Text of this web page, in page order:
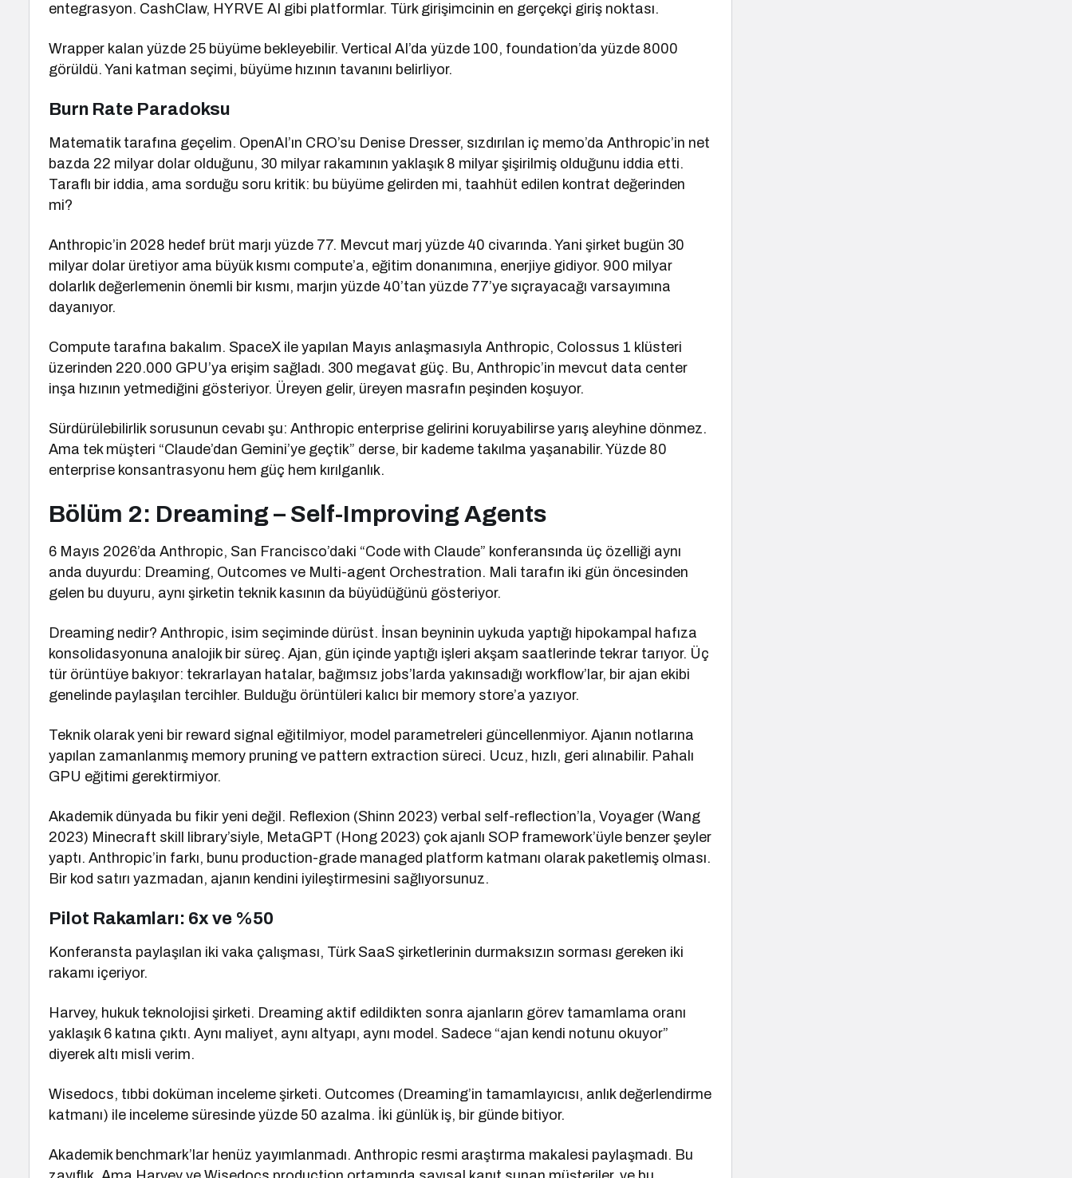
entegrasyon. CashClaw, HYRVE AI gibi platformlar. Türk girişimcinin en gerçekçi giriş noktası.
Wrapper kalan yüzde 25 büyüme bekleyebilir. Vertical AI’da yüzde 100, foundation’da yüzde 8000
görüldü. Yani katman seçimi, büyüme hızının tavanını belirliyor.
Burn Rate Paradoksu
Matematik tarafına geçelim. OpenAI’ın CRO’su Denise Dresser, sızdırılan iç memo’da Anthropic’in net
bazda 22 milyar dolar olduğunu, 30 milyar rakamının yaklaşık 8 milyar şişirilmiş olduğunu iddia etti.
Taraflı bir iddia, ama sorduğu soru kritik: bu büyüme gelirden mi, taahhüt edilen kontrat değerinden
mi?
Anthropic’in 2028 hedef brüt marjı yüzde 77. Mevcut marj yüzde 40 civarında. Yani şirket bugün 30
milyar dolar üretiyor ama büyük kısmı compute’a, eğitim donanımına, enerjiye gidiyor. 900 milyar
dolarlık değerlemenin önemli bir kısmı, marjın yüzde 40’tan yüzde 77’ye sıçrayacağı varsayımına
dayanıyor.
Compute tarafına bakalım. SpaceX ile yapılan Mayıs anlaşmasıyla Anthropic, Colossus 1 klüsteri
üzerinden 220.000 GPU’ya erişim sağladı. 300 megavat güç. Bu, Anthropic’in mevcut data center
inşa hızının yetmediğini gösteriyor. Üreyen gelir, üreyen masrafın peşinden koşuyor.
Sürdürülebilirlik sorusunun cevabı şu: Anthropic enterprise gelirini koruyabilirse yarış aleyhine dönmez.
Ama tek müşteri “Claude’dan Gemini’ye geçtik” derse, bir kademe takılma yaşanabilir. Yüzde 80
enterprise konsantrasyonu hem güç hem kırılganlık.
Bölüm 2: Dreaming – Self-Improving Agents
6 Mayıs 2026’da Anthropic, San Francisco’daki “Code with Claude” konferansında üç özelliği aynı
anda duyurdu: Dreaming, Outcomes ve Multi-agent Orchestration. Mali tarafın iki gün öncesinden
gelen bu duyuru, aynı şirketin teknik kasının da büyüdüğünü gösteriyor.
Dreaming nedir? Anthropic, isim seçiminde dürüst. İnsan beyninin uykuda yaptığı hipokampal hafıza
konsolidasyonuna analojik bir süreç. Ajan, gün içinde yaptığı işleri akşam saatlerinde tekrar tarıyor. Üç
tür örüntüye bakıyor: tekrarlayan hatalar, bağımsız jobs’larda yakınsadığı workflow’lar, bir ajan ekibi
genelinde paylaşılan tercihler. Bulduğu örüntüleri kalıcı bir memory store’a yazıyor.
Teknik olarak yeni bir reward signal eğitilmiyor, model parametreleri güncellenmiyor. Ajanın notlarına
yapılan zamanlanmış memory pruning ve pattern extraction süreci. Ucuz, hızlı, geri alınabilir. Pahalı
GPU eğitimi gerektirmiyor.
Akademik dünyada bu fikir yeni değil. Reflexion (Shinn 2023) verbal self-reflection’la, Voyager (Wang
2023) Minecraft skill library’siyle, MetaGPT (Hong 2023) çok ajanlı SOP framework’üyle benzer şeyler
yaptı. Anthropic’in farkı, bunu production-grade managed platform katmanı olarak paketlemiş olması.
Bir kod satırı yazmadan, ajanın kendini iyileştirmesini sağlıyorsunuz.
Pilot Rakamları: 6x ve %50
Konferansta paylaşılan iki vaka çalışması, Türk SaaS şirketlerinin durmaksızın sorması gereken iki
rakamı içeriyor.
Harvey, hukuk teknolojisi şirketi. Dreaming aktif edildikten sonra ajanların görev tamamlama oranı
yaklaşık 6 katına çıktı. Aynı maliyet, aynı altyapı, aynı model. Sadece “ajan kendi notunu okuyor”
diyerek altı misli verim.
Wisedocs, tıbbi doküman inceleme şirketi. Outcomes (Dreaming’in tamamlayıcısı, anlık değerlendirme
katmanı) ile inceleme süresinde yüzde 50 azalma. İki günlük iş, bir günde bitiyor.
Akademik benchmark’lar henüz yayımlanmadı. Anthropic resmi araştırma makalesi paylaşmadı. Bu